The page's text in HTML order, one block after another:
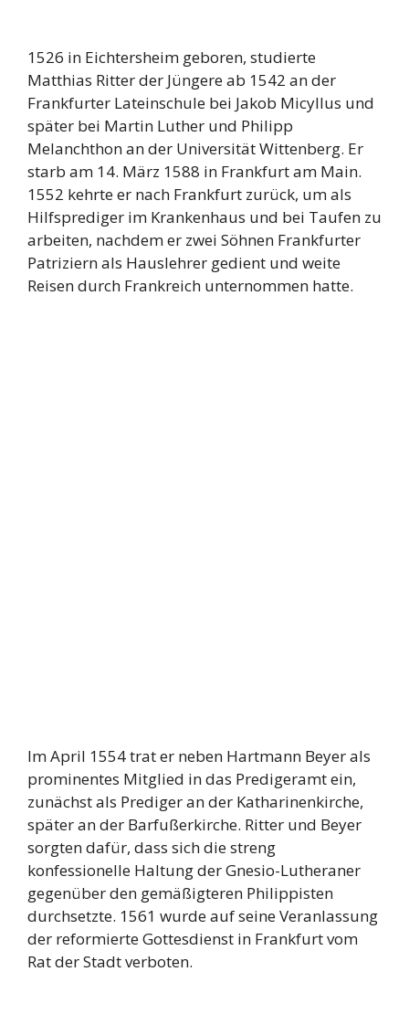
1526 in Eichtersheim geboren, studierte
Matthias Ritter der Jüngere ab 1542 an der
Frankfurter Lateinschule bei Jakob Micyllus und
später bei Martin Luther und Philipp
Melanchthon an der Universität Wittenberg. Er
starb am 14. März 1588 in Frankfurt am Main.
1552 kehrte er nach Frankfurt zurück, um als
Hilfsprediger im Krankenhaus und bei Taufen zu
arbeiten, nachdem er zwei Söhnen Frankfurter
Patriziern als Hauslehrer gedient und weite
Reisen durch Frankreich unternommen hatte.
Im April 1554 trat er neben Hartmann Beyer als
prominentes Mitglied in das Predigeramt ein,
zunächst als Prediger an der Katharinenkirche,
später an der Barfußerkirche. Ritter und Beyer
sorgten dafür, dass sich die streng
konfessionelle Haltung der Gnesio-Lutheraner
gegenüber den gemäßigteren Philippisten
durchsetzte. 1561 wurde auf seine Veranlassung
der reformierte Gottesdienst in Frankfurt vom
Rat der Stadt verboten.